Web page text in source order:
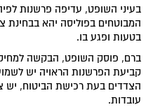
בעיני השופט, עדיפה פרשנות
המבוטחים בפוליסה יהא בבחינת
בטעות ופגע בו.
ברם, פוסק השופט, הבקשה
קביעת הפרשנות הראויה יש
הצדדים בעת רכישת הביטוח, יש
עובדות.